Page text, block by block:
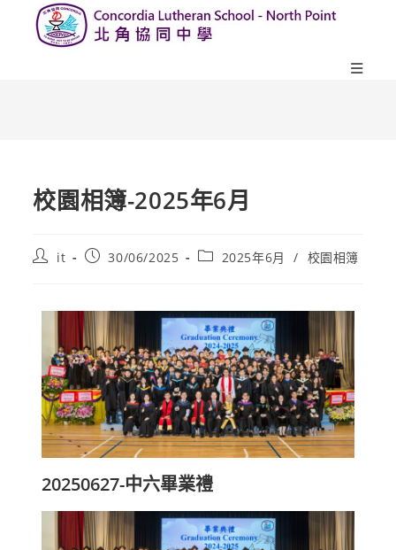
校園相簿-2025年6月
it 30/06/2025 2025年6月 / 校園相簿
20250627-中六畢業禮